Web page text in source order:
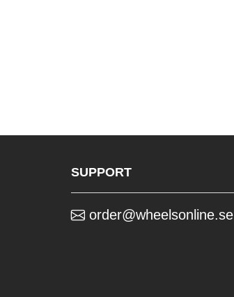
SUPPORT
order@wheelsonline.se